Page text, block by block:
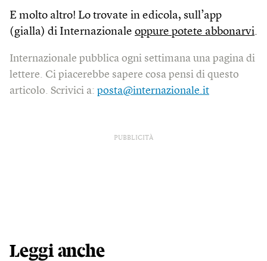
E molto altro! Lo trovate in edicola, sull’app
(gialla) di Internazionale oppure potete abbonarvi.
Internazionale pubblica ogni settimana una pagina di
lettere. Ci piacerebbe sapere cosa pensi di questo
articolo. Scrivici a: posta@internazionale.it
PUBBLICITÀ
Leggi anche